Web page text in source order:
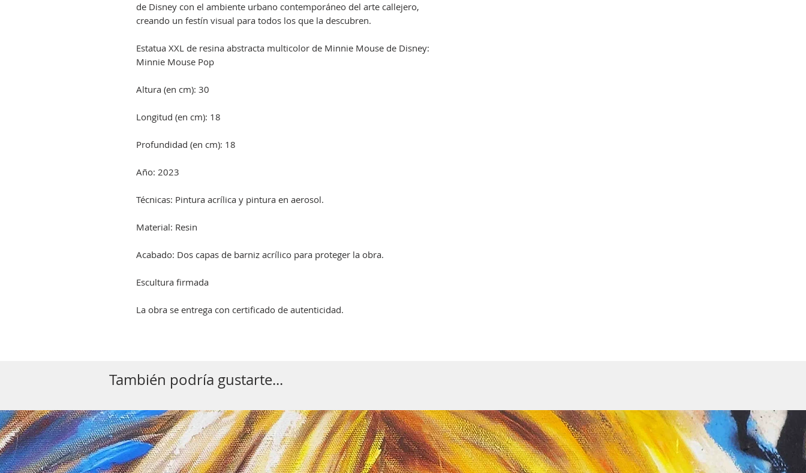
de Disney con el ambiente urbano contemporáneo del arte callejero,
creando un festín visual para todos los que la descubren.
Estatua XXL de resina abstracta multicolor de Minnie Mouse de Disney:
Minnie Mouse Pop
Altura (en cm): 30
Longitud (en cm): 18
Profundidad (en cm): 18
Año: 2023
Técnicas: Pintura acrílica y pintura en aerosol.
Material: Resin
Acabado: Dos capas de barniz acrílico para proteger la obra.
Escultura firmada
La obra se entrega con certificado de autenticidad.
También podría gustarte...